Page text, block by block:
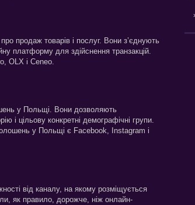
продаж товарів і послуг. Вони з’єднують
платформу для здійснення транзакцій.
OLX і Ceneo.
у Польщі. Вони дозволяють
і цільову конкретні демографічні групи.
у Польщі є Facebook, Instagram і
від каналу, на якому розміщується
як правило, дорожче, ніж онлайн-